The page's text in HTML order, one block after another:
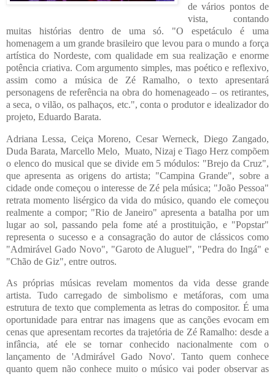
de vários pontos de
vista, contando
muitas histórias dentro de uma só. "O espetáculo é uma
homenagem a um grande brasileiro que levou para o mundo a força
artística do Nordeste, com qualidade em sua realização e enorme
potência criativa. Com argumento simples, mas poético e reflexivo,
assim como a música de Zé Ramalho, o texto apresentará
personagens de referência na obra do homenageado – os retirantes,
a seca, o vilão, os palhaços, etc.", conta o produtor e idealizador do
projeto, Eduardo Barata.
Adriana Lessa, Ceiça Moreno, Cesar Werneck, Diego Zangado,
Duda Barata, Marcello Melo, Muato, Nizaj e Tiago Herz compõem
o elenco do musical que se divide em 5 módulos: "Brejo da Cruz",
que apresenta as origens do artista; "Campina Grande", sobre a
cidade onde começou o interesse de Zé pela música; "João Pessoa"
retrata momento lisérgico da vida do músico, quando ele começou
realmente a compor; "Rio de Janeiro" apresenta a batalha por um
lugar ao sol, passando pela fome até a prostituição, e "Popstar"
representa o sucesso e a consagração do autor de clássicos como
"Admirável Gado Novo", "Garoto de Aluguel", "Pedra do Ingá" e
"Chão de Giz", entre outros.
As próprias músicas revelam momentos da vida desse grande
artista. Tudo carregado de simbolismo e metáforas, com uma
estrutura de texto que complementa as letras do compositor. É uma
oportunidade para entrar nas imagens que as canções evocam em
cenas que apresentam recortes da trajetória de Zé Ramalho: desde a
infância, até ele se tornar conhecido nacionalmente com o
lançamento de 'Admirável Gado Novo'. Tanto quem conhece
quanto quem não conhece muito o músico vai poder observar as